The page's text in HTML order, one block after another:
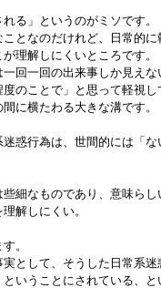
る」というのがミソです。
となのだけれど、日常的
理解しにくいところです。
回一回の出来事しか見え
のことで」と思って軽視し
に横たわる大きな溝です。
惑行為は、世間的には「な
細なものであり、意味らし
解しにくい。
。
として、そうした日常系
いうことにされている、と